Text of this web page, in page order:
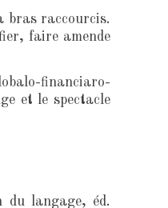
bras raccourcis.
faire amende
financiaro-
et le spectacle
du langage, éd.